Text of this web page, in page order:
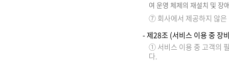
여 운영 체제의 재설치 및 장
⑦ 회사에서 제공하지 않은
- 제28조 (서비스 이용 중 장
① 서비스 이용 중 고객의
다.